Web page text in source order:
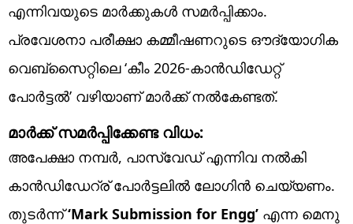
എന്നിവയുടെ മാര്‍ക്കുകള്‍ സമര്‍പ്പിക്കാം.
പ്രവേശനാ പരീക്ഷാ കമ്മീഷണറുടെ ഔദ്യോഗിക
വെബ്‌സൈറ്റിലെ ‘കീം 2026-കാന്‍ഡിഡേറ്റ്
പോര്‍ട്ടല്‍’ വഴിയാണ് മാര്‍ക്ക് നല്‍കേണ്ടത്.
മാര്‍ക്ക് സമര്‍പ്പിക്കേണ്ട വിധം:
അപേക്ഷാ നമ്പര്‍, പാസ്‌വേഡ് എന്നിവ നല്‍കി
കാന്‍ഡിഡേറ്ര് പോര്‍ട്ടലില്‍ ലോഗിന്‍ ചെയ്യണം.
തുടര്‍ന്ന്‘Mark Submission for Engg’ എന്ന മെനു